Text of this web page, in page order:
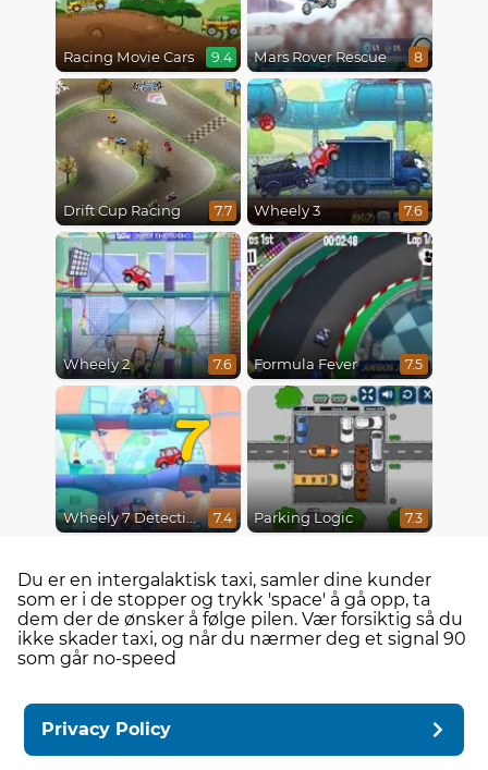
Racing Movie Cars 9.4 Mars Rover Rescue 8
Drift Cup Racing 7.7 Wheely 3 7.6
Wheely 2 7.6 Formula Fever 7.5
7
Wheely 7 Detective 7.4 Parking Logic 7.3
Du er en intergalaktisk taxi, samler dine kunder
som er i de stopper og trykk 'space' å gå opp, ta
dem der de ønsker å følge pilen. Vær forsiktig så du
ikke skader taxi, og når du nærmer deg et signal 90
som går no-speed
Privacy Policy